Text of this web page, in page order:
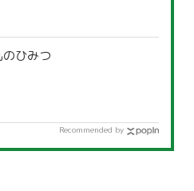
ひみつ
Recommended by